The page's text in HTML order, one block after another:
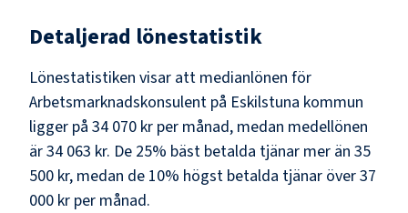
Detaljerad lönestatistik
Lönestatistiken visar att medianlönen för
Arbetsmarknadskonsulent på Eskilstuna kommun
ligger på 34 070 kr per månad, medan medellönen
är34 063 kr. De 25% bäst betalda tjänar mer än 35
500 kr, medan de 10% högst betalda tjänar över37
000 kr per månad.